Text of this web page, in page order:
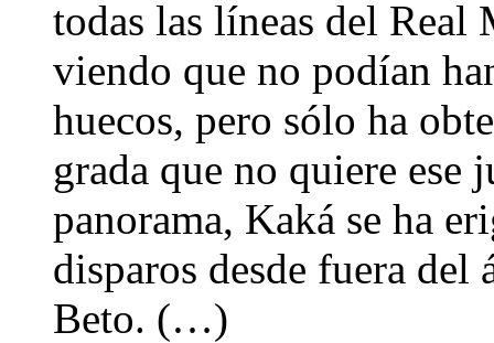
todas las líneas del
viendo que no podían
huecos, pero sólo ha
grada que no quiere ese
panorama, Kaká se ha
disparos desde fuera del
Beto. (…)